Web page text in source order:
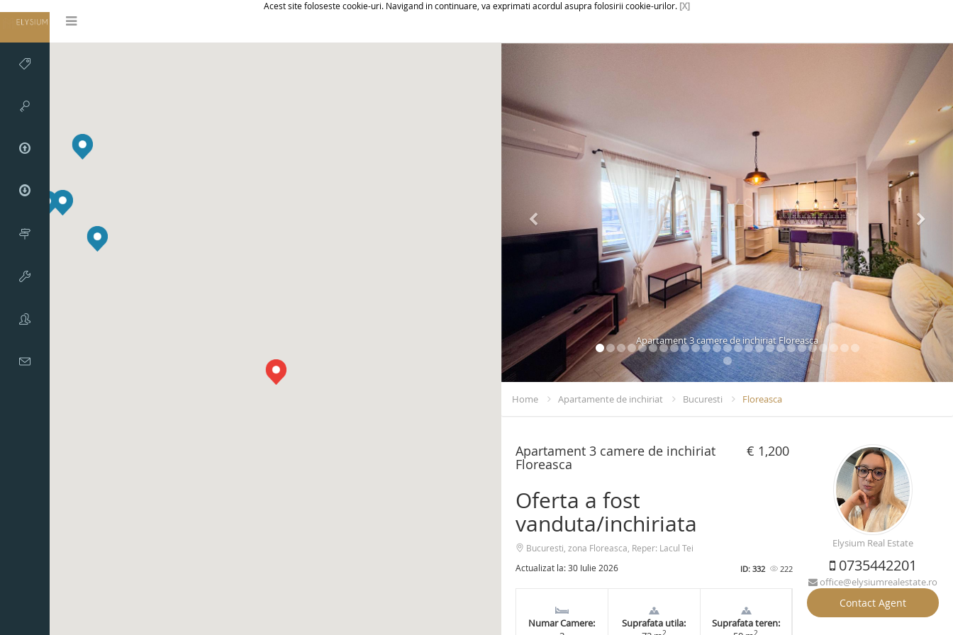
Apartament 3 camere de inchiriat Floreasca
Home Apartamente de inchiriat Bucuresti Floreasca
€ 1,200
Apartament 3 camere de inchiriat
Floreasca
Oferta a fost
vanduta/inchiriata
Bucuresti, zona Floreasca, Reper: Lacul Tei
Actualizat la: 30 Iulie 2026
ID: 332 222
Numar Camere:
Suprafata utila:
2
Suprafata teren:
2
Elysium Real Estate
0735442201
office@elysiumrealestate.ro
Contact Agent
Acest site foloseste cookie-uri. Navigand in continuare, va exprimati acordul asupra folosirii cookie-urilor. [X]